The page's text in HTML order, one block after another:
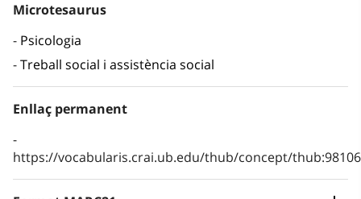
Microtesaurus
Psicologia
Treball social i assistència social
Enllaç permanent
https://vocabularis.crai.ub.edu/thub/concept/